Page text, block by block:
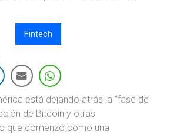
Fintech
está dejando atrás la “fase de
de Bitcoin y otras
que comenzó como una